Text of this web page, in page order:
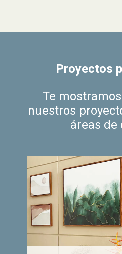
Proyectos
Te
nuestros
áreas de